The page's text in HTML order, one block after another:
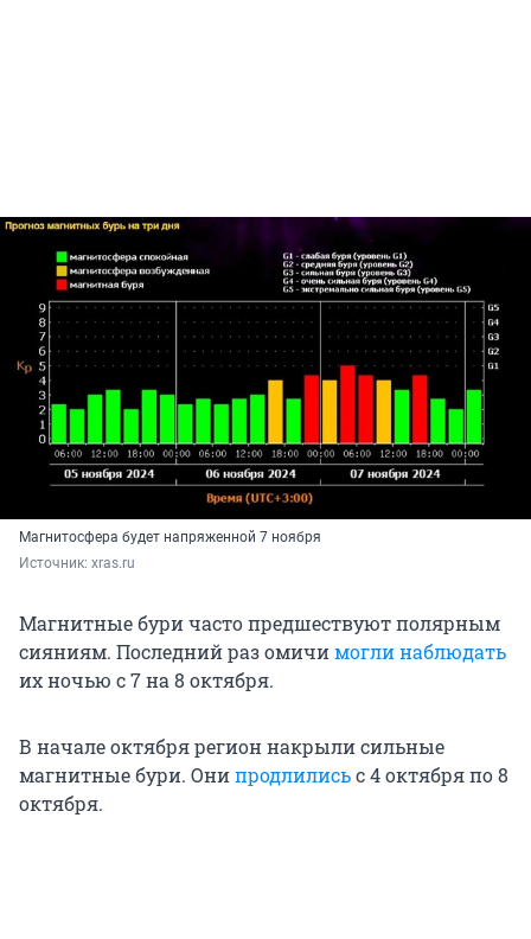
Магнитосфера будет напряженной 7 ноября
Источник: xras.ru
Магнитные бури часто предшествуют полярным
сияниям. Последний раз омичимогли наблюдать
их ночью с 7 на 8 октября.
В начале октября регион накрыли сильные
магнитные бури. Онипродлилисьс 4 октября по 8
октября.